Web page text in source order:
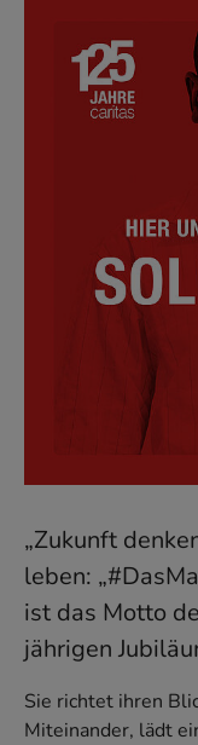
„Zukunft
leben:
ist das Motto
jährigen
Sie richtet ihren
Miteinander, lädt